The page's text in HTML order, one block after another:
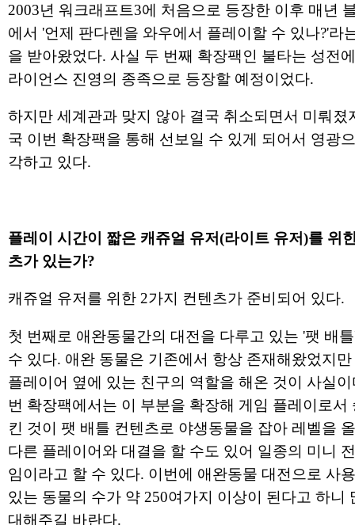
2003년 워크래프트3에 처음으로 등장한 이후 매년
에서 '언제 판다렌을 와우에서 플레이할 수 있나?'라
을 받아왔었다. 사실 두 번째 확장팩인 불타는 성전
라이언스 진영의 종족으로 등장할 예정이었다.
하지만 세계관과 맞지 않아 결국 취소되면서 미뤄졌
국 이번 확장팩을 통해 선보일 수 있게 되어서 영광
각하고 있다.
플레이 시간이 짧은 캐쥬얼 유저(라이트 유저)를 위
츠가 있는가?
캐쥬얼 유저를 위한 2가지 컨텐츠가 준비되어 있다.
첫 번째로 애완동물간의 대전을 다루고 있는 '팻 배
수 있다. 애완 동물은 기존에서 항상 존재해왔었지
플레이어 옆에 있는 친구의 역할을 해온 것이 사실
번 확장팩에서는 이 부분을 확장해 게임 플레이로서
킨 것이 팻 배틀 컨텐츠로 야생동물을 잡아 레벨을
다른 플레이어와 대결을 할 수도 있어 일종의 미니
임이라고 할 수 있다. 이번에 애완동물 대전으로 사
있는 동물의 수가 약 250여가지 이상이 된다고 하니
대해주길 바란다.